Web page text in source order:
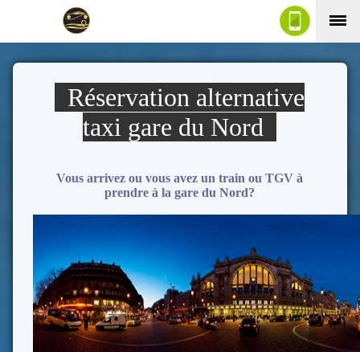
Réservation alternative
taxi gare du Nord
Vous arrivez ou vous avez un train ou TGV à
prendre à la gare du Nord?